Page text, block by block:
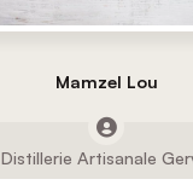
Mamzel Lou
Distillerie Artisanale